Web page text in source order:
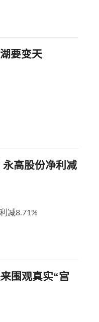
要变天
高股份净利减
减8.71%
围观真实“宫